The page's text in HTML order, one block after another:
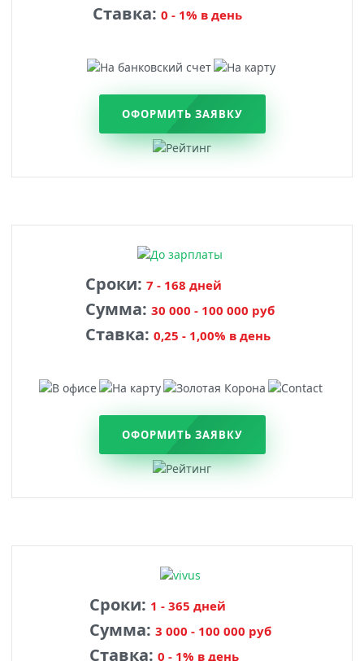
Ставка: 0 - 1% в день
ОФОРМИТЬ ЗАЯВКУ
Сроки: 7 - 168 дней
Сумма: 30 000 - 100 000 руб
Ставка: 0,25 - 1,00% в день
ОФОРМИТЬ ЗАЯВКУ
Сроки: 1 - 365 дней
Сумма: 3 000 - 100 000 руб
Ставка: 0 - 1% в день